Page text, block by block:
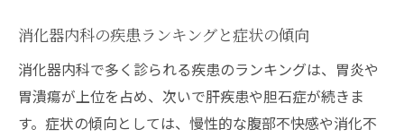
消化器内科の疾患ランキングと症状の傾向
消化器内科で多く診られる疾患のランキングは、胃炎や
胃潰瘍が上位を占め、次いで肝疾患や胆石症が続きま
す。症状の傾向としては、慢性的な腹部不快感や消化不